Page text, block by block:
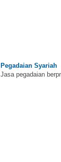
Pegadaian Syariah
Jasa pegadaian